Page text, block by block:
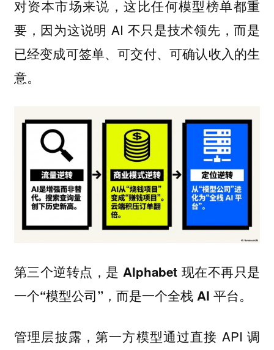
对资本市场来说，这比任何模型榜单都重
要，因为这说明 AI 不只是技术领先，而是
已经变成可签单、可交付、可确认收入的生
意。
第三个逆转点，是 Alphabet 现在不再只是
一个“模型公司”，而是一个全栈 AI 平台。
管理层披露，第一方模型通过直接 API 调